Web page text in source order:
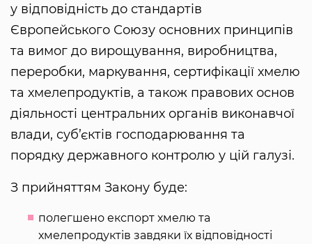
у відповідність до стандартів
Європейського Союзу основних принципів
та вимог до вирощування, виробництва,
переробки, маркування, сертифікації хмелю
та хмелепродуктів, а також правових основ
діяльності центральних органів виконавчої
влади, суб’єктів господарювання та
порядку державного контролю у цій галузі.
З прийняттям Закону буде:
полегшено експорт хмелю та
хмелепродуктів завдяки їх відповідності